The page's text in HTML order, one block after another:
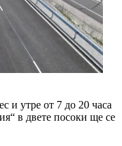
и утре от 7 до 20 часа
в двете посоки ще се